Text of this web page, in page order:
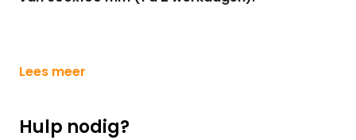
Lees meer
Hulp nodig?